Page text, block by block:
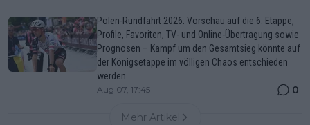
Polen-Rundfahrt 2026: Vorschau auf die 6. Etappe,
Profile, Favoriten, TV- und Online-Übertragung sowie
Prognosen – Kampf um den Gesamtsieg könnte auf
der Königsetappe im völligen Chaos entschieden
werden
Aug 07, 17:45 0
Mehr Artikel